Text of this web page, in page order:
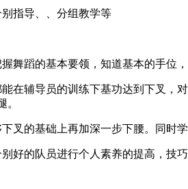
指导、、分组教学等
舞蹈的基本要领，知道基本的手位，
在辅导员的训练下基功达到下叉，
。
叉的基础上再加深一步下腰。同时
好的队员进行个人素养的提高，技